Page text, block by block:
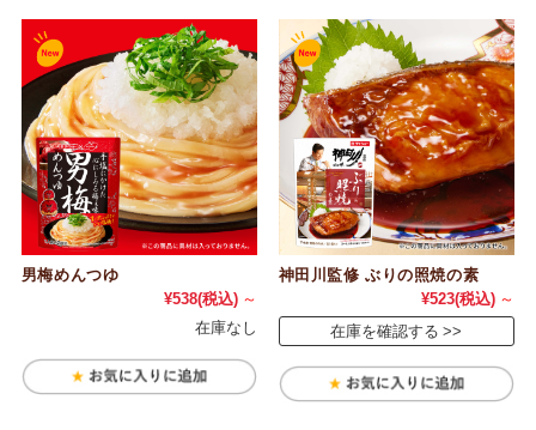
男梅めんつゆ
¥538(税込) ～
在庫なし
神田川監修 ぶりの照焼の素
¥523(税込) ～
在庫を確認する